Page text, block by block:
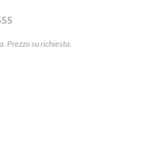
Prezzo su richiesta.